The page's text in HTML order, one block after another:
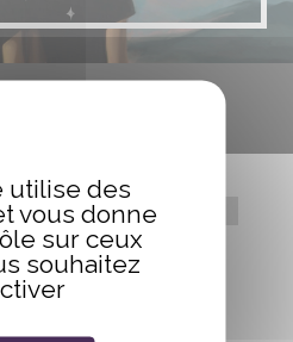
utilise des
vous donne
sur ceux
souhaitez